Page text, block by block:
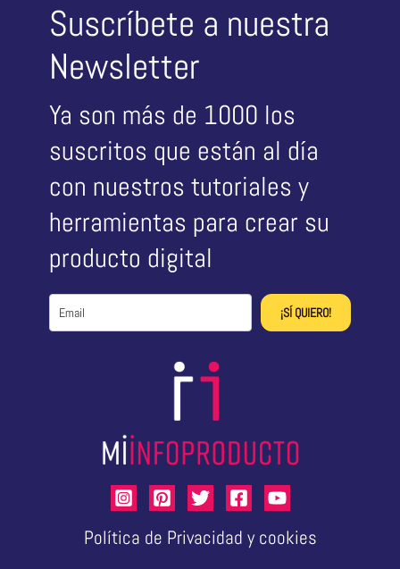
Suscríbete a nuestra
Newsletter
Ya son más de 1000 los
suscritos que están al día
con nuestros tutoriales y
herramientas para crear su
producto digital
¡SÍ QUIERO!
Política de Privacidad y cookies